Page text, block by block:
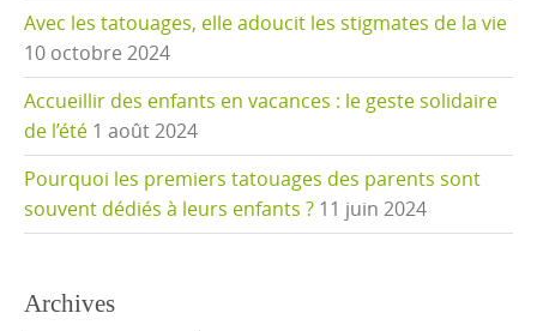
Avec les tatouages, elle adoucit les stigmates de la vie
10 octobre 2024
Accueillir des enfants en vacances : le geste solidaire
de l’été 1 août 2024
Pourquoi les premiers tatouages des parents sont
souvent dédiés à leurs enfants ? 11 juin 2024
Archives